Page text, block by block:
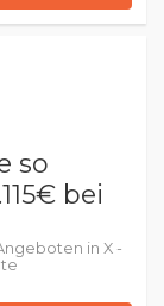
so
bei
in X -